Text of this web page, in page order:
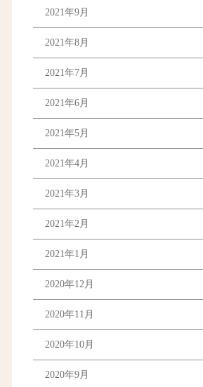
2021年9月
2021年8月
2021年7月
2021年6月
2021年5月
2021年4月
2021年3月
2021年2月
2021年1月
2020年12月
2020年11月
2020年10月
2020年9月